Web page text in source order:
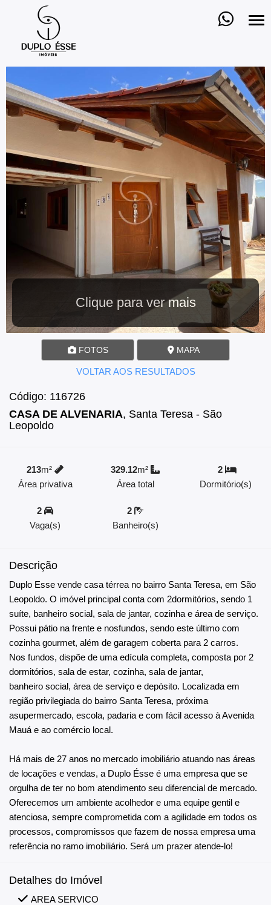
Clique para ver mais
FOTOS MAPA
VOLTAR AOS RESULTADOS
Código: 116726
CASA DE ALVENARIA, Santa Teresa - São
Leopoldo
213m²
Área privativa
329.12m²
Área total
2
Dormitório(s)
2
Vaga(s)
2
Banheiro(s)
Descrição
Duplo Esse vende casa térrea no bairro Santa Teresa, em São
Leopoldo. O imóvel principal conta com 2dormitórios, sendo 1
suíte, banheiro social, sala de jantar, cozinha e área de serviço.
Possui pátio na frente e nosfundos, sendo este último com
cozinha gourmet, além de garagem coberta para 2 carros.
Nos fundos, dispõe de uma edícula completa, composta por 2
dormitórios, sala de estar, cozinha, sala de jantar,
banheiro social, área de serviço e depósito. Localizada em
região privilegiada do bairro Santa Teresa, próxima
asupermercado, escola, padaria e com fácil acesso à Avenida
Mauá e ao comércio local.
Há mais de 27 anos no mercado imobiliário atuando nas áreas
de locações e vendas, a Duplo Ésse é uma empresa que se
orgulha de ter no bom atendimento seu diferencial de mercado.
Oferecemos um ambiente acolhedor e uma equipe gentil e
atenciosa, sempre comprometida com a agilidade em todos os
processos, compromissos que fazem de nossa empresa uma
referência no ramo imobiliário. Será um prazer atende-lo!
Detalhes do Imóvel
AREA SERVICO